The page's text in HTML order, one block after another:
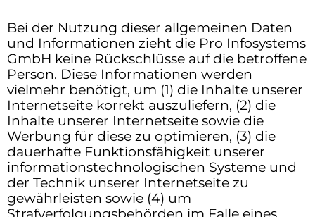
Bei der Nutzung dieser allgemeinen Daten
und Informationen zieht die Pro Infosystems
GmbH keine Rückschlüsse auf die betroffene
Person. Diese Informationen werden
vielmehr benötigt, um (1) die Inhalte unserer
Internetseite korrekt auszuliefern, (2) die
Inhalte unserer Internetseite sowie die
Werbung für diese zu optimieren, (3) die
dauerhafte Funktionsfähigkeit unserer
informationstechnologischen Systeme und
der Technik unserer Internetseite zu
gewährleisten sowie (4) um